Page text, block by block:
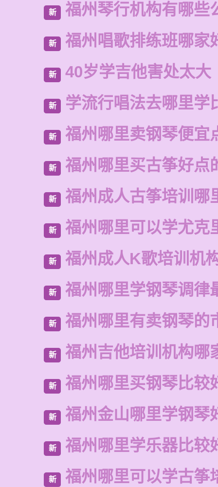
新 福州琴行机构有哪些
新 福州唱歌排练班哪家
新 40岁学吉他害处太大
新 学流行唱法去哪里学
新 福州哪里卖钢琴便宜
新 福州哪里买古筝好点
新 福州成人古筝培训哪
新 福州哪里可以学尤克
新 福州成人K歌培训机
新 福州哪里学钢琴调律
新 福州哪里有卖钢琴的
新 福州吉他培训机构哪
新 福州哪里买钢琴比较
新 福州金山哪里学钢琴
新 福州哪里学乐器比较
新 福州哪里可以学古筝